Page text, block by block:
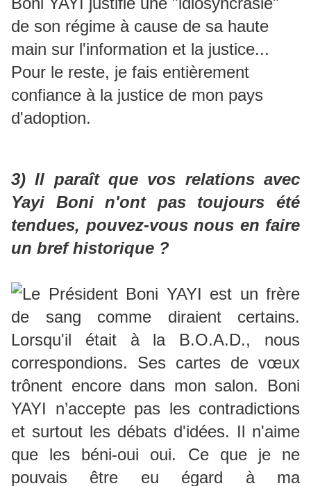
de son régime à cause de sa haute
main sur l'information et la justice...
Pour le reste, je fais entièrement
confiance à la justice de mon pays
d'adoption.
3) Il paraît que vos relations avec
Yayi Boni n'ont pas toujours été
tendues, pouvez-vous nous en faire
un bref historique ?
Le Président Boni YAYI est un frère
de sang comme diraient certains.
Lorsqu'il était à la B.O.A.D., nous
correspondions. Ses cartes de vœux
trônent encore dans mon salon. Boni
YAYI n’accepte pas les contradictions
et surtout les débats d'idées. Il n'aime
que les béni-oui oui. Ce que je ne
pouvais être eu égard à ma